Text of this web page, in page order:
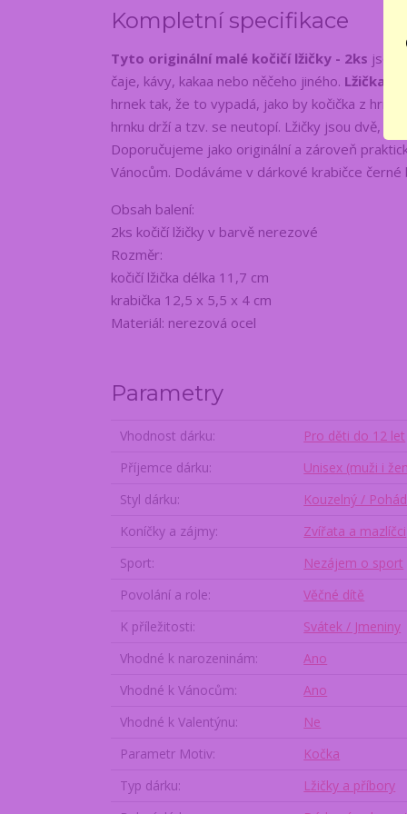
Kompletní specifikace
Tyto originální malé kočičí lžičky - 2ks jsou
čaje, kávy, kakaa nebo něčeho jiného. Lžička
hrnek tak, že to vypadá, jako by kočička z
hrnku drží a tzv. se neutopí. Lžičky jsou dvě,
Doporučujeme jako originální a zároveň
Vánocům. Dodáváme v dárkové krabičce
Obsah balení:
2ks kočičí lžičky v barvě nerezové
Rozměr:
kočičí lžička délka 11,7 cm
krabička 12,5 x 5,5 x 4 cm
Materiál: nerezová ocel
Parametry
Vhodnost dárku
Pro děti do 12 let
Příjemce dárku
Unisex (muži i
Styl dárku
Kouzelný /
Koníčky a zájmy
Zvířata a mazlíčci
Sport
Nezájem o sport
Povolání a role
Věčné dítě
K příležitosti
Svátek / Jmeniny
Vhodné k narozeninám
Ano
Vhodné k Vánocům
Ano
Vhodné k Valentýnu
Ne
Parametr Motiv
Kočka
Typ dárku
Lžičky a příbory